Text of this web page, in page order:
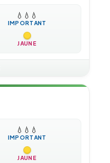
💧 💧 💧
IMPORTANT
JAUNE
💧 💧 💧
IMPORTANT
JAUNE